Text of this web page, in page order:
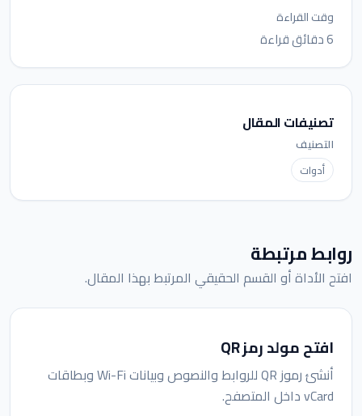
وقت القراءة
6 دقائق قراءة
تصنيفات المقال
التصنيف
أدوات
روابط مرتبطة
افتح الأداة أو القسم الحقيقي المرتبط بهذا المقال.
افتح مولد رمز QR
أنشئ رموز QR للروابط والنصوص وبيانات Wi-Fi وبطاقات
vCard داخل المتصفح.